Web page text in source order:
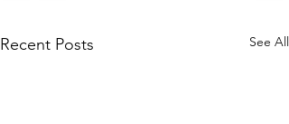
Recent Posts See All